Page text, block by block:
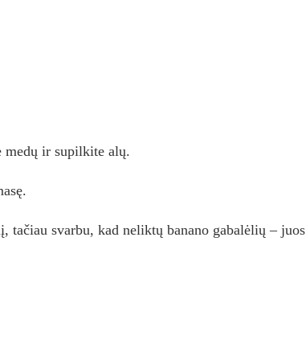
ir supilkite alų.
svarbu, kad neliktų banano gabalėlių – juos